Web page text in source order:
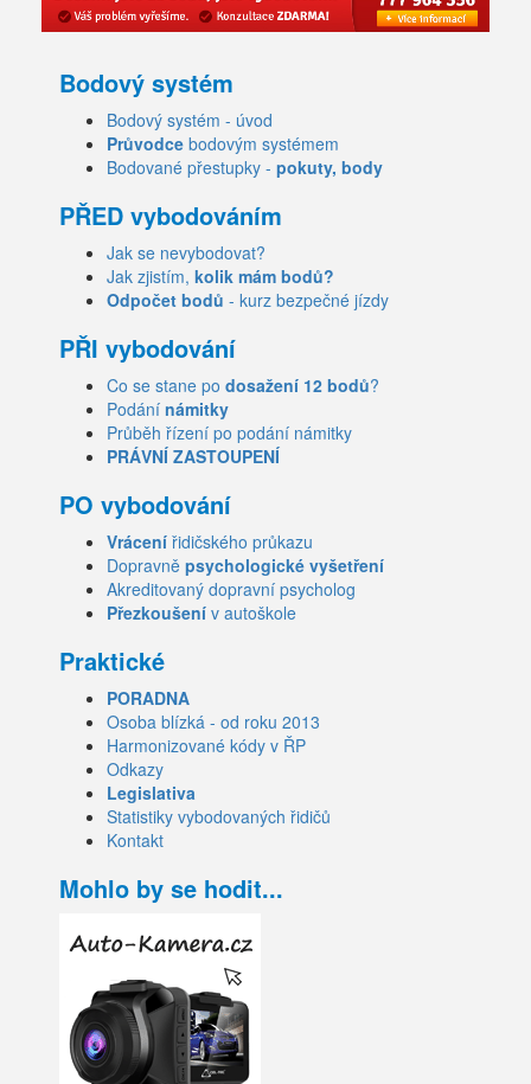
Bodový systém
Bodový systém - úvod
Průvodce bodovým systémem
Bodované přestupky - pokuty, body
PŘED vybodováním
Jak se nevybodovat?
Jak zjistím, kolik mám bodů?
Odpočet bodů - kurz bezpečné jízdy
PŘI vybodování
Co se stane po dosažení 12 bodů?
Podání námitky
Průběh řízení po podání námitky
PRÁVNÍ ZASTOUPENÍ
PO vybodování
Vrácení řidičského průkazu
Dopravně psychologické vyšetření
Akreditovaný dopravní psycholog
Přezkoušení v autoškole
Praktické
PORADNA
Osoba blízká - od roku 2013
Harmonizované kódy v ŘP
Odkazy
Legislativa
Statistiky vybodovaných řidičů
Kontakt
Mohlo by se hodit...